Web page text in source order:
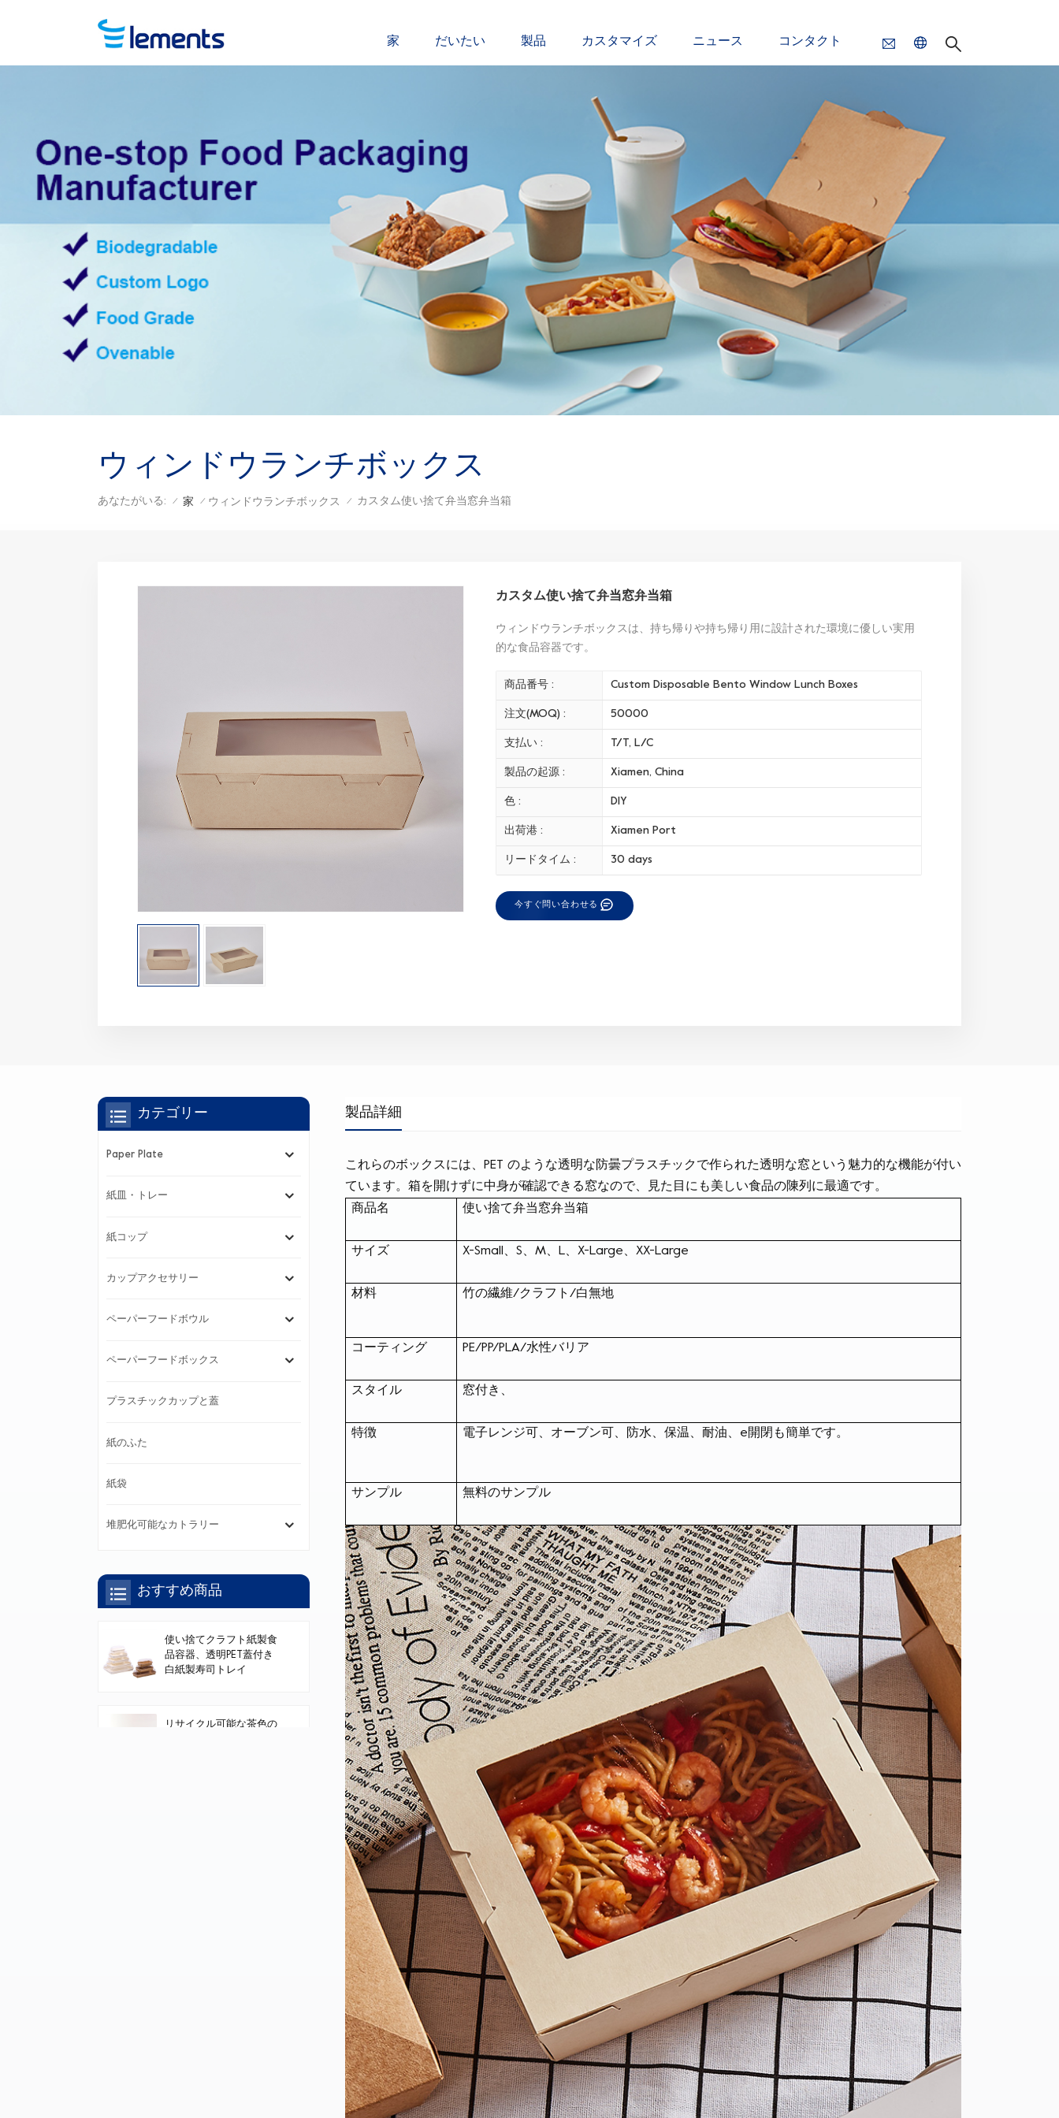
家 だいたい 製品 カスタマイズ ニュース コンタクト
ウィンドウランチボックス
あなたがいる: / 家 / ウィンドウランチボックス / カスタム使い捨て弁当窓弁当箱
カスタム使い捨て弁当窓弁当箱
ウィンドウランチボックスは、持ち帰りや持ち帰り用に設計された環境に優しい実用
的な食品容器です。
商品番号 : Custom Disposable Bento Window Lunch Boxes
注文(MOQ) : 50000
支払い : T/T, L/C
製品の起源 : Xiamen, China
色 : DIY
出荷港 : Xiamen Port
リードタイム : 30 days
今すぐ問い合わせる
製品詳細
これらのボックスには、PET のような透明な防曇プラスチックで作られた透明な窓という魅力的な機能が付い
ています。箱を開けずに中身が確認できる窓なので、見た目にも美しい食品の陳列に最適です。
商品名
使い捨て弁当窓弁当箱
サイズ X-Small、S、M、L、X-Large、XX-Large
材料 竹の繊維/クラフト/白無地
コーティング PE/PP/PLA/水性バリア
スタイル 窓付き、
特徴 電子レンジ可、オーブン可、防水、保温、耐油、e開閉も簡単です。
サンプル 無料のサンプル
カテゴリー
Paper Plate
紙皿・トレー
紙コップ
カップアクセサリー
ペーパーフードボウル
ペーパーフードボックス
プラスチックカップと蓋
紙のふた
紙袋
堆肥化可能なカトラリー
おすすめ商品
使い捨てクラフト紙製食
品容器、透明PET蓋付き
白紙製寿司トレイ
リサイクル可能な茶色の